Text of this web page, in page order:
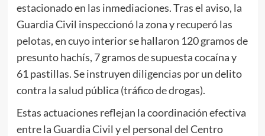
estacionado en las inmediaciones. Tras el aviso, la
Guardia Civil inspeccionó la zona y recuperó las
pelotas, en cuyo interior se hallaron 120 gramos de
presunto hachís, 7 gramos de supuesta cocaína y
61 pastillas. Se instruyen diligencias por un delito
contra la salud pública (tráfico de drogas).
Estas actuaciones reflejan la coordinación efectiva
entre la Guardia Civil y el personal del Centro